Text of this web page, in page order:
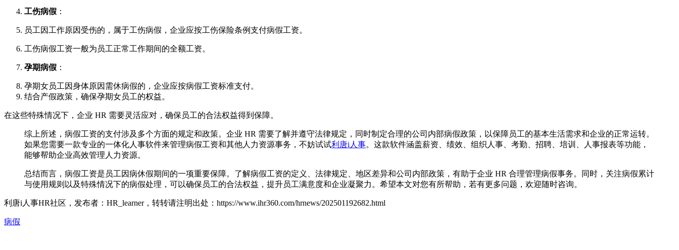
工伤病假 ：
员工因工作原因受伤的，属于工伤病假，企业应按工伤保险条例支付病假工资。
工伤病假工资一般为员工正常工作期间的全额工资。
孕期病假 ：
孕期女员工因身体原因需休病假的，企业应按病假工资标准支付。
结合产假政策，确保孕期女员工的权益。
在这些特殊情况下，企业 HR 需要灵活应对，确保员工的合法权益得到保障。
综上所述，病假工资的支付涉及多个方面的规定和政策。企业 HR 需要了解并遵守法律规定，同时制定合理的公司内部病假政策，以保障员工的基本生活需求和企业的正常运转。
如果您需要一款专业的一体化人事软件来管理病假工资和其他人力资源事务，不妨试试利唐i人事。这款软件涵盖薪资、绩效、组织人事、考勤、招聘、培训、人事报表等功能，
能够帮助企业高效管理人力资源。
总结而言，病假工资是员工因病休假期间的一项重要保障。了解病假工资的定义、法律规定、地区差异和公司内部政策，有助于企业 HR 合理管理病假事务。同时，关注病假累计
与使用规则以及特殊情况下的病假处理，可以确保员工的合法权益，提升员工满意度和企业凝聚力。希望本文对您有所帮助，若有更多问题，欢迎随时咨询。
利唐i人事HR社区，发布者：HR_learner，转转请注明出处： https://www.ihr360.com/hrnews/202501192682.html
病假